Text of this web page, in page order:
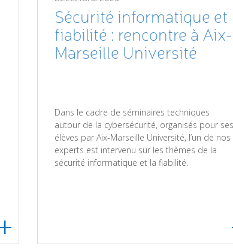
Sécurité informatique et
fiabilité : rencontre à Aix-
Marseille Université
Dans le cadre de séminaires techniques
autour de la cybersécurité, organisés pour ses
élèves par Aix-Marseille Université, l’un de nos
experts est intervenu sur les thèmes de la
sécurité informatique et la fiabilité.